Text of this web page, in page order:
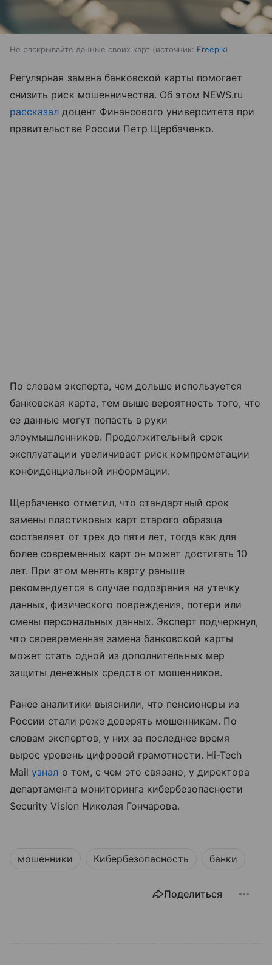
Не раскрывайте данные своих карт источник: Freepik
Регулярная замена банковской карты помогает
снизить риск мошенничества. Об этом NEWS.ru
рассказал доцент Финансового университета при
правительстве России Петр Щербаченко.
По словам эксперта, чем дольше используется
банковская карта, тем выше вероятность того, что
ее данные могут попасть в руки
злоумышленников. Продолжительный срок
эксплуатации увеличивает риск компрометации
конфиденциальной информации.
Щербаченко отметил, что стандартный срок
замены пластиковых карт старого образца
составляет от трех до пяти лет, тогда как для
более современных карт он может достигать 10
лет. При этом менять карту раньше
рекомендуется в случае подозрения на утечку
данных, физического повреждения, потери или
смены персональных данных. Эксперт подчеркнул,
что своевременная замена банковской карты
может стать одной из дополнительных мер
защиты денежных средств от мошенников.
Ранее аналитики выяснили, что пенсионеры из
России стали реже доверять мошенникам. По
словам экспертов, у них за последнее время
вырос уровень цифровой грамотности. Hi-Tech
Mailузнал о том, с чем это связано, у директора
департамента мониторинга кибербезопасности
Security Vision Николая Гончарова.
мошенники Кибербезопасность банки
Поделиться